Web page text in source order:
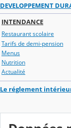
DEVELOPPEMENT
INTENDANCE
Restaurant scolaire
Tarifs de demi-pension
Menus
Nutrition
Actualité
Le réglement